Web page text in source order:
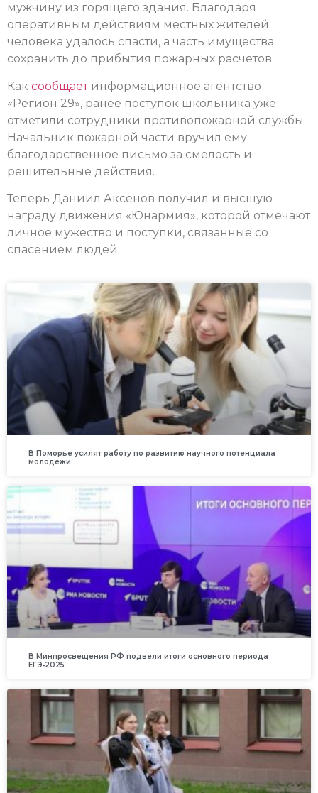
мужчину из горящего здания. Благодаря
оперативным действиям местных жителей
человека удалось спасти, а часть имущества
сохранить до прибытия пожарных расчетов.
Как сообщаетинформационное агентство
«Регион 29», ранее поступок школьника уже
отметили сотрудники противопожарной службы.
Начальник пожарной части вручил ему
благодарственное письмо за смелость и
решительные действия.
Теперь Даниил Аксенов получил и высшую
награду движения «Юнармия», которой отмечают
личное мужество и поступки, связанные со
спасением людей.
В Поморье усилят работу по развитию научного потенциала
молодежи
В Минпросвещения РФ подвели итоги основного периода
ЕГЭ‑2025